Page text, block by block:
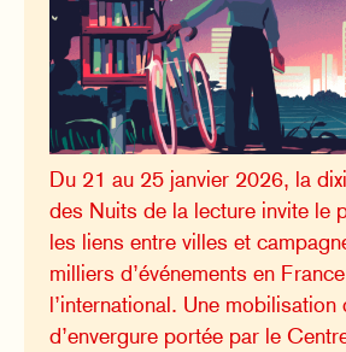
Du 21 au 25 janvier 2026, la
des Nuits de la lecture invite le
les liens entre villes et
milliers d’événements en
l’international. Une mobilisation
d’envergure portée par le